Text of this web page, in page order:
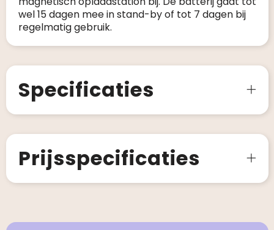
wel 15 dagen mee in stand-by of tot 7 dagen bij
regelmatig gebruik.
Specificaties
Prijsspecificaties